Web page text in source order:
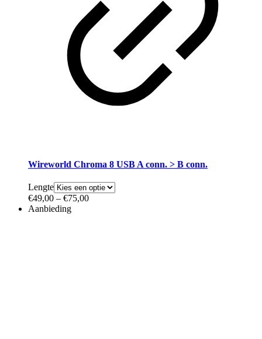
Wireworld Chroma 8 USB A conn. > B conn.
Lengte
€49,00 – €75,00
Aanbieding